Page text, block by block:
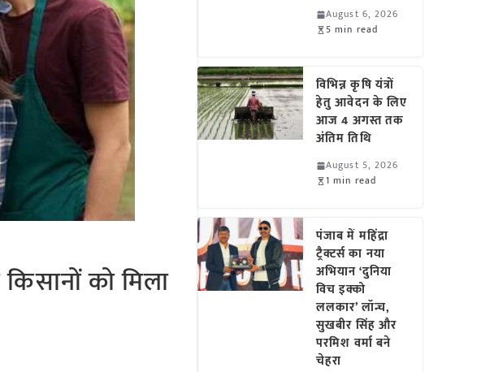
को मिला
August 6, 2026
5 min read
विभिन्न कृषि यंत्रों
हेतु आवेदन के लिए
आज 4 अगस्त तक
अंतिम तिथि
August 5, 2026
1 min read
पंजाब में महिंद्रा
ट्रैक्टर्स का नया
अभियान ‘दुनिया
विच इक्को
ललकार’ लॉन्च,
सुखबीर सिंह और
परमिश वर्मा बने
चेहरा